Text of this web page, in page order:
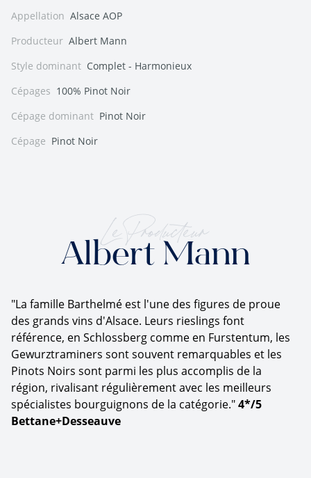
Appellation Alsace AOP
Producteur Albert Mann
Style dominant Complet - Harmonieux
Cépages 100% Pinot Noir
Cépage dominant Pinot Noir
Cépage Pinot Noir
Le Producteur
Albert Mann
"La famille Barthelmé est l'une des figures de proue
des grands vins d'Alsace. Leurs rieslings font
référence, en Schlossberg comme en Furstentum, les
Gewurztraminers sont souvent remarquables et les
Pinots Noirs sont parmi les plus accomplis de la
région, rivalisant régulièrement avec les meilleurs
spécialistes bourguignons de la catégorie."4*/5
Bettane+Desseauve